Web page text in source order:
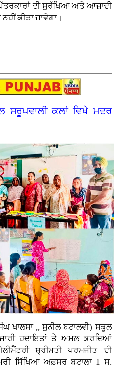
ਦੀ ਸੁਰੱਖਿਆ ਅਤੇ ਆਜ਼ਾਦੀ
ਕੀਤਾ ਜਾਵੇਗਾ।
ਸਰੂਪਵਾਲੀ ਕਲਾਂ ਵਿਖੇ ਮਦਰ
ਖਾਲਸਾ ,, ਸੁਨੀਲ ਬਟਾਲਵੀ) ਸਕੂਲ
ਹਦਾਇਤਾਂ ਤੇ ਅਮਲ ਕਰਦਿਆਂ
ਸ਼੍ਰੀਮਤੀ ਪਰਮਜੀਤ ਦੀ
ਸਿੱਖਿਆ ਅਫ਼ਸਰ ਬਟਾਲਾ 1 ਸ.